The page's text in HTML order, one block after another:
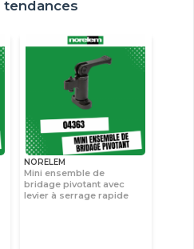
tendances
NORELEM
Mini ensemble de
bridage pivotant avec
levier à serrage rapide